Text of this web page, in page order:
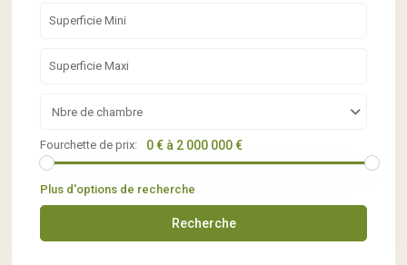
Nbre de chambre
Fourchette de prix: 0 € à 2 000 000 €
Plus d'options de recherche
Recherche